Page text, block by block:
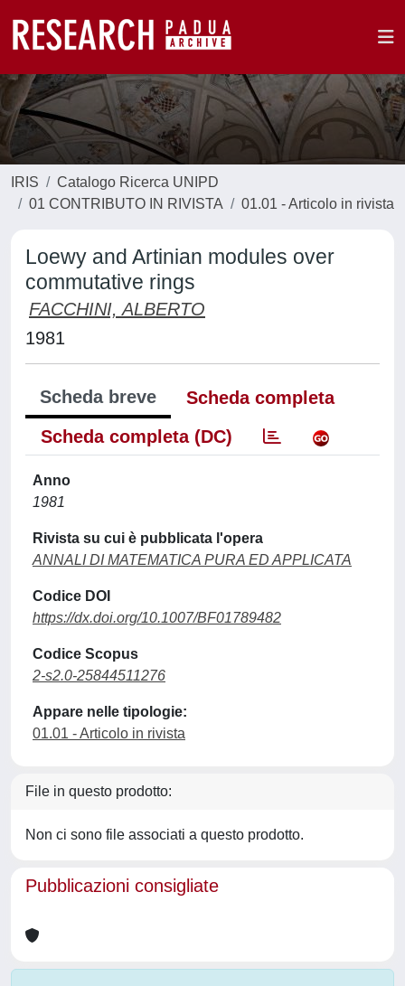
IRIS
Catalogo Ricerca UNIPD
01 CONTRIBUTO IN RIVISTA
01.01 - Articolo in rivista
Loewy and Artinian modules over
commutative rings
FACCHINI, ALBERTO
1981
Scheda breve
Scheda completa
Scheda completa (DC)
Anno
1981
Rivista su cui è pubblicata l'opera
ANNALI DI MATEMATICA PURA ED APPLICATA
Codice DOI
https://dx.doi.org/10.1007/BF01789482
Codice Scopus
2-s2.0-25844511276
Appare nelle tipologie:
01.01 - Articolo in rivista
File in questo prodotto:
Non ci sono file associati a questo prodotto.
Pubblicazioni consigliate